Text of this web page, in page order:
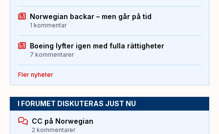
Norwegian backar – men går på tid
1 kommentar
Boeing lyfter igen med fulla rättigheter
7 kommentarer
Fler nyheter
I FORUMET DISKUTERAS JUST NU
CC på Norwegian
2 kommentarer